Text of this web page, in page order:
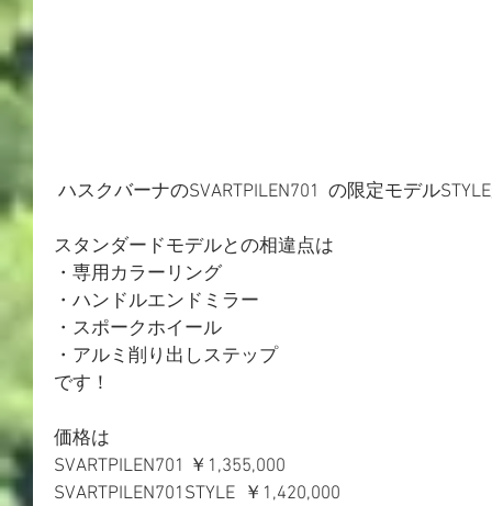
ハスクバーナのSVARTPILEN701  の限定モデル
スタンダードモデルとの相違点は
・専用カラーリング
・ハンドルエンドミラー
・スポークホイール
・アルミ削り出しステップ
です！
価格は
SVARTPILEN701 ￥1,355,000
SVARTPILEN701STYLE  ￥1,420,000